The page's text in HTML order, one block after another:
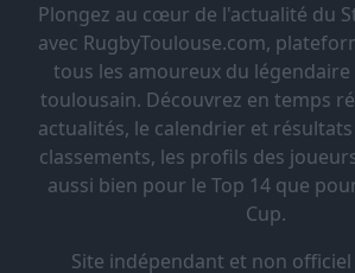
Plongez au cœur de l'actualité du
avec RugbyToulouse.com,
tous les amoureux du
toulousain. Découvrez en temps
actualités, le calendrier et
classements, les profils des
aussi bien pour le Top 14 que
Cup.
Site indépendant et non